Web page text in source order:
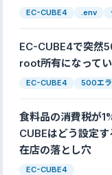
EC-CUBE4 .env
EC-CUBE4で突然
root所有になって
EC-CUBE4 500エ
食料品の消費税が
CUBEはどう設定
在店の落とし穴
EC-CUBE4